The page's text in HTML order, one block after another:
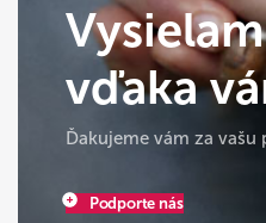
vďaka
Ďakujeme vám za vašu
Podporte nás